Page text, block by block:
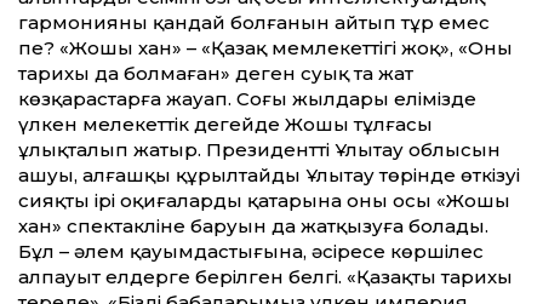
гармонияның қандай болғанын айтып тұр емес
пе? «Жошы хан» – «Қазақ мемлекет­тігі жоқ», «Оның
тарихы да болмаған» деген суық та жат
көзқарастарға жауап. Соңғы жылдары елімізде
үлкен мелекет­тік деңгейде Жошы тұлғасы
ұлықталып жатыр. Президент­тің Ұлытау облысын
ашуы, алғашқы құрылтайды Ұлытау төрінде өткізуі
сияқты ірі оқиғалардың қатарына оның осы «Жошы
хан» спектакліне баруын да жатқызуға болады.
Бұл – әлем қауымдастығына, әсіресе көршілес
алпауыт елдерге берілген белгі. «Қазақтың тарихы